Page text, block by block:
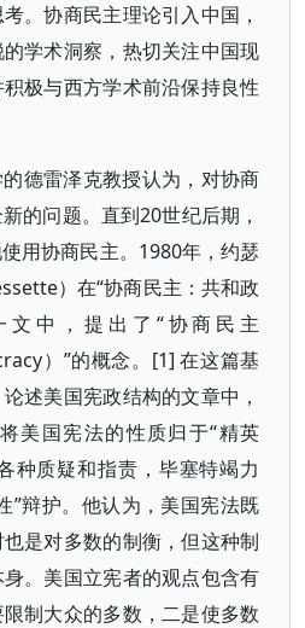
。协商民主理论引入中国，
学术洞察，热切关注中国现
极与西方学术前沿保持良性
德雷泽克教授认为，对协商
的问题。直到20世纪后期，
用协商民主。1980年，约瑟
）在“协商民主：共和政
文中，提出了“协商民主
）”的概念。[1] 在这篇基
述美国宪政结构的文章中，
美国宪法的性质归于“精英
种质疑和指责，毕塞特竭力
”辩护。他认为，美国宪法既
是对多数的制衡，但这种制
。美国立宪者的观点包含有
制大众的多数，二是使多数